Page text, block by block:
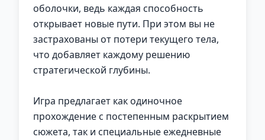
оболочки, ведь каждая способность
открывает новые пути. При этом вы не
застрахованы от потери текущего тела,
что добавляет каждому решению
стратегической глубины.
Игра предлагает как одиночное
прохождение с постепенным раскрытием
сюжета, так и специальные ежедневные